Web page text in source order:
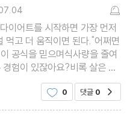
이어트를 시작하면 가장 먼저
먹고 더 움직이면 된다."어쩌면
공식을 믿으며식사량을 줄여
험이 있잖아요?비록 살은 빠
고그러다 또 요요가 와서 좌절
걸까?" 라는 생각으로저를 자
러던 중 읽게 된 책이 바로「비
0 댓글 0